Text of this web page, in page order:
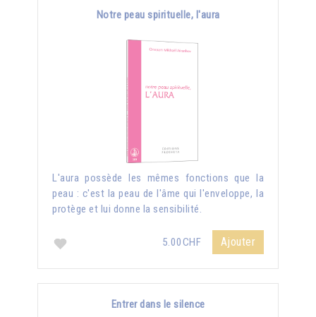
Notre peau spirituelle, l'aura
L'aura possède les mêmes fonctions que la
peau : c'est la peau de l'âme qui l'enveloppe, la
protège et lui donne la sensibilité.
5.00CHF Ajouter
Entrer dans le silence